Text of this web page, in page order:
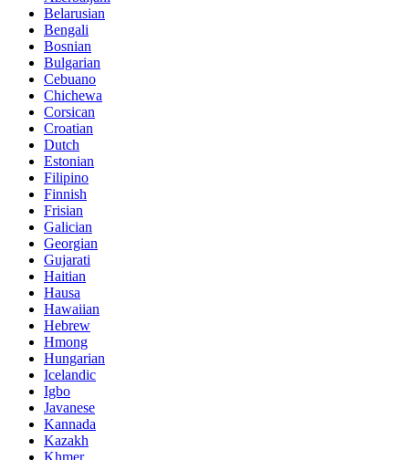
Belarusian
Bengali
Bosnian
Bulgarian
Cebuano
Chichewa
Corsican
Croatian
Dutch
Estonian
Filipino
Finnish
Frisian
Galician
Georgian
Gujarati
Haitian
Hausa
Hawaiian
Hebrew
Hmong
Hungarian
Icelandic
Igbo
Javanese
Kannada
Kazakh
Khmer